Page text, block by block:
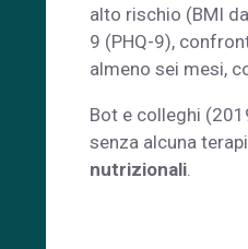
alto rischio (BMI
9 (PHQ-9),
almeno sei mesi,
Bot e colleghi
senza alcuna
nutrizionali.